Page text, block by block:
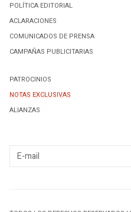
POLÍTICA EDITORIAL
ACLARACIONES
COMUNICADOS DE PRENSA
CAMPAÑAS PUBLICITARIAS
PATROCINIOS
NOTAS EXCLUSIVAS
ALIANZAS